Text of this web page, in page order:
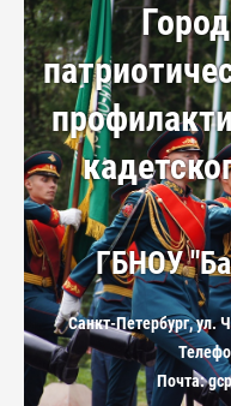
ГБНОУ
Санкт-Петербург, ул.
Почта: